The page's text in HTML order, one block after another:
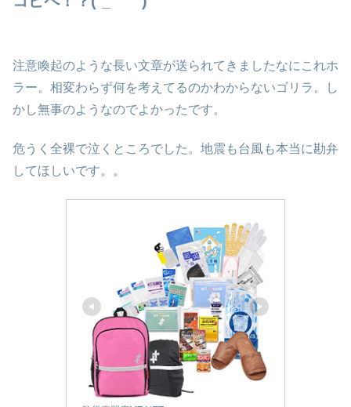
注意喚起のような長い文章が送られてきましたなにこれホ
ラー。相変わらず何を考えてるのかわからないゴリラ。し
かし無事のようなのでよかったです。
危うく全裸で泣くところでした。地震も台風も本当に勘弁
してほしいです。。